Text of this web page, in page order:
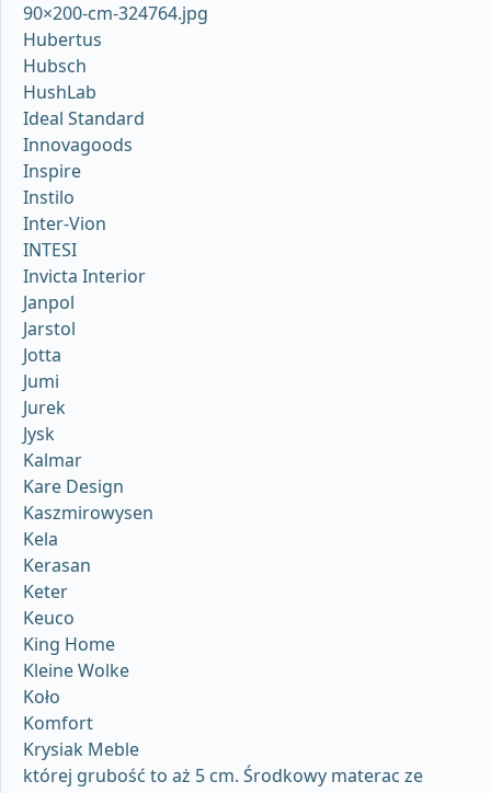
90×200-cm-324764.jpg
Hubertus
Hubsch
HushLab
Ideal Standard
Innovagoods
Inspire
Instilo
Inter-Vion
INTESI
Invicta Interior
Janpol
Jarstol
Jotta
Jumi
Jurek
Jysk
Kalmar
Kare Design
Kaszmirowysen
Kela
Kerasan
Keter
Keuco
King Home
Kleine Wolke
Koło
Komfort
Krysiak Meble
której grubość to aż 5 cm. Środkowy materac ze